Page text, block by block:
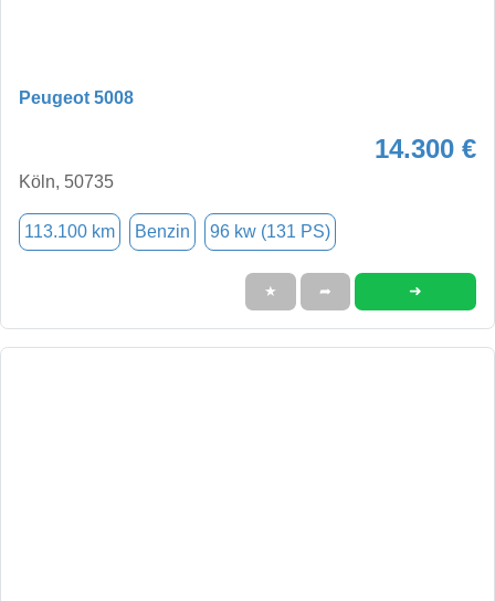
Peugeot 5008
14.300 €
Köln, 50735
113.100 km Benzin 96 kw (131 PS)
★ ➦ ➜